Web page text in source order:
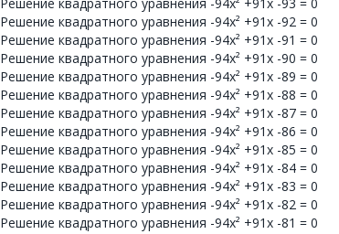
Решение квадратного уравнения -94x² +91x -92 = 0
Решение квадратного уравнения -94x² +91x -91 = 0
Решение квадратного уравнения -94x² +91x -90 = 0
Решение квадратного уравнения -94x² +91x -89 = 0
Решение квадратного уравнения -94x² +91x -88 = 0
Решение квадратного уравнения -94x² +91x -87 = 0
Решение квадратного уравнения -94x² +91x -86 = 0
Решение квадратного уравнения -94x² +91x -85 = 0
Решение квадратного уравнения -94x² +91x -84 = 0
Решение квадратного уравнения -94x² +91x -83 = 0
Решение квадратного уравнения -94x² +91x -82 = 0
Решение квадратного уравнения -94x² +91x -81 = 0